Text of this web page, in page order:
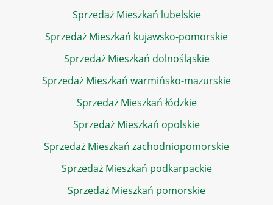
Sprzedaż Mieszkań lubelskie
Sprzedaż Mieszkań kujawsko-pomorskie
Sprzedaż Mieszkań dolnośląskie
Sprzedaż Mieszkań warmińsko-mazurskie
Sprzedaż Mieszkań łódzkie
Sprzedaż Mieszkań opolskie
Sprzedaż Mieszkań zachodniopomorskie
Sprzedaż Mieszkań podkarpackie
Sprzedaż Mieszkań pomorskie